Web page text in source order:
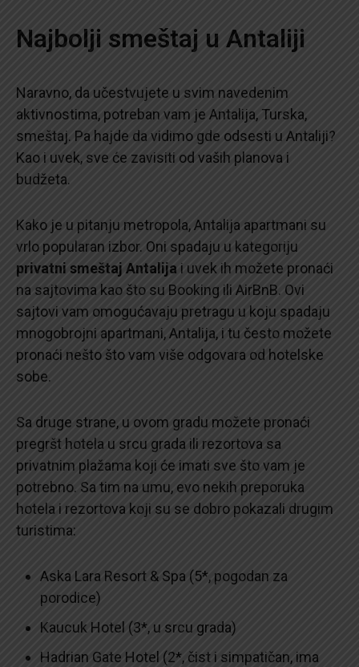
Najbolji smeštaj u Antaliji
Naravno, da učestvujete u svim navedenim
aktivnostima, potreban vam je Antalija, Turska,
smeštaj. Pa hajde da vidimo gde odsesti u Antaliji?
Kao i uvek, sve će zavisiti od vaših planova i
budžeta.
Kako je u pitanju metropola, Antalija apartmani su
vrlo popularan izbor. Oni spadaju u kategoriju
privatni smeštaj Antalija i uvek ih možete pronaći
na sajtovima kao što su Booking ili AirBnB. Ovi
sajtovi vam omogućavaju pretragu u koju spadaju
mnogobrojni apartmani, Antalija, i tu često možete
pronaći nešto što vam više odgovara od hotelske
sobe.
Sa druge strane, u ovom gradu možete pronaći
pregršt hotela u srcu grada ili rezortova sa
privatnim plažama koji će imati sve što vam je
potrebno. Sa tim na umu, evo nekih preporuka
hotela i rezortova koji su se dobro pokazali drugim
turistima:
Aska Lara Resort & Spa (5*, pogodan za
porodice)
Kaucuk Hotel (3*, u srcu grada)
Hadrian Gate Hotel (2*, čist i simpatičan, ima